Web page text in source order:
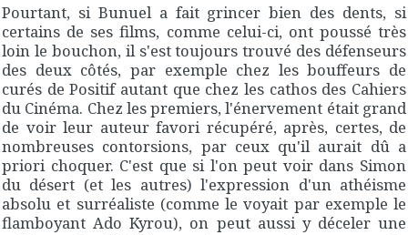
Pourtant, si Bunuel a fait grincer bien des dents, si
certains de ses films, comme celui-ci, ont poussé très
loin le bouchon, il s'est toujours trouvé des défenseurs
des deux côtés, par exemple chez les bouffeurs de
curés dePositifautant que chez les cathos des Cahiers
du Cinéma. Chez les premiers, l'énervement était grand
de voir leur auteur favori récupéré, après, certes, de
nombreuses contorsions, par ceux qu'il aurait dû a
priori choquer. C'est que si l'on peut voir dans Simon
du désert (et les autres) l'expression d'un athéisme
absolu et surréaliste (comme le voyait par exemple le
flamboyant Ado Kyrou), on peut aussi y déceler une